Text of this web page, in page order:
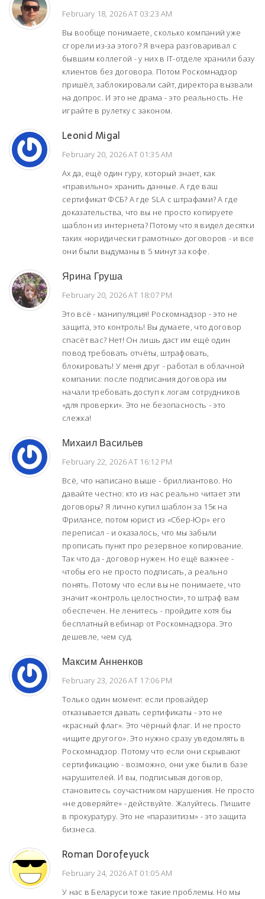
February 18, 2026 AT 03:23 AM
Вы вообще понимаете, сколько компаний уже
сгорели из-за этого? Я вчера разговаривал с
бывшим коллегой - у них в IT-отделе хранили базу
клиентов без договора. Потом Роскомнадзор
пришёл, заблокировали сайт, директора вызвали
на допрос. И это не драма - это реальность. Не
играйте в рулетку с законом.
Leonid Migal
February 20, 2026 AT 01:35 AM
Ах да, ещё один гуру, который знает, как
«правильно» хранить данные. А где ваш
сертификат ФСБ? А где SLA с штрафами? А где
доказательства, что вы не просто копируете
шаблон из интернета? Потому что я видел десятки
таких «юридически грамотных» договоров - и все
они были выдуманы в 5 минут за кофе.
Ярина Груша
February 20, 2026 AT 18:07 PM
Это всё - манипуляция! Роскомнадзор - это не
защита, это контроль! Вы думаете, что договор
спасёт вас? Нет! Он лишь даст им ещё один
повод требовать отчёты, штрафовать,
блокировать! У меня друг - работал в облачной
компании: после подписания договора им
начали требовать доступ к логам сотрудников
«для проверки». Это не безопасность - это
слежка!
Михаил Васильев
February 22, 2026 AT 16:12 PM
Всё, что написано выше - бриллиантово. Но
давайте честно: кто из нас реально читает эти
договоры? Я лично купил шаблон за 15к на
Фрилансе, потом юрист из «Сбер-Юр» его
переписал - и оказалось, что мы забыли
прописать пункт про резервное копирование.
Так что да - договор нужен. Но ещё важнее -
чтобы его не просто подписать, а реально
понять. Потому что если вы не понимаете, что
значит «контроль целостности», то штраф вам
обеспечен. Не ленитесь - пройдите хотя бы
бесплатный вебинар от Роскомнадзора. Это
дешевле, чем суд.
Максим Анненков
February 23, 2026 AT 17:06 PM
Только один момент: если провайдер
отказывается давать сертификаты - это не
«красный флаг». Это чёрный флаг. И не просто
«ищите другого». Это нужно сразу уведомлять в
Роскомнадзор. Потому что если они скрывают
сертификацию - возможно, они уже были в базе
нарушителей. И вы, подписывая договор,
становитесь соучастником нарушения. Не просто
«не доверяйте» - действуйте. Жалуйтесь. Пишите
в прокуратуру. Это не «паразитизм» - это защита
бизнеса.
Roman Dorofeyuck
February 24, 2026 AT 01:05 AM
У нас в Беларуси тоже такие проблемы. Но мы